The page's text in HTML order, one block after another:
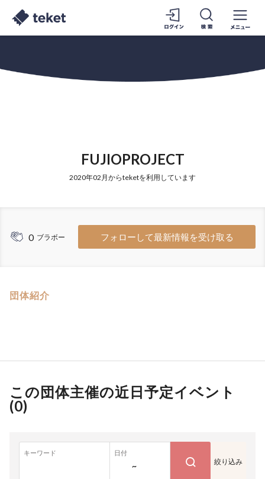
FUJIOPROJECT
2020年02月からteketを利用しています
0 ブラボー フォローして最新情報を受け取る
団体紹介
この団体主催の近日予定イベント
(0)
キーワード 日付
~ 絞り込み